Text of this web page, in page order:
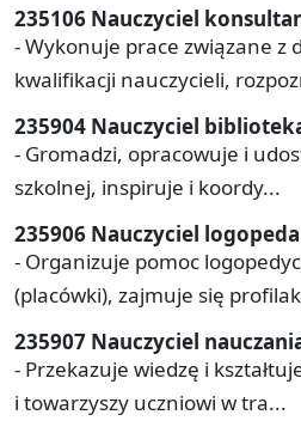
235106 Nauczyciel
- Wykonuje prace związane z
kwalifikacji nauczycieli,
235904 Nauczyciel
- Gromadzi, opracowuje i
szkolnej, inspiruje i koordy...
235906 Nauczyciel logopeda
- Organizuje pomoc
(placówki), zajmuje się
235907 Nauczyciel
- Przekazuje wiedzę i
i towarzyszy uczniowi w tra...